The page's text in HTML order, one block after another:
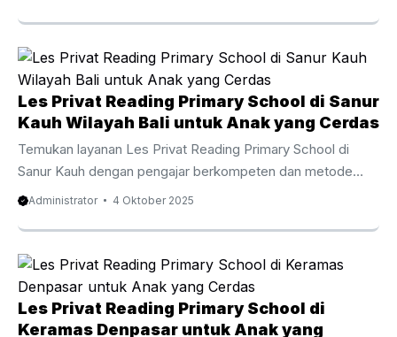
tutor for kids Bali supports children through personalized
guidance that respects each learning pace. Moreover
families in Bali enjoy diverse education pathways including
national international and blended curricula. Therefore a
home based approach helps children stay focused while
parents feel involved. At the same time tutors ...
Les Privat Reading Primary School di Sanur
Kauh Wilayah Bali untuk Anak yang Cerdas
Temukan layanan Les Privat Reading Primary School di
Sanur Kauh dengan pengajar berkompeten dan metode
menyenangkan yang membuat anak gemar membaca sejak
Privat Reading Primary School di Sanur Kauh adalah cara
efektif untuk meningkatkan kemampuan anak terhadap
pemahaman bacaan dalam bahasa Inggris sejak tahap awal
belajar. Program ini dikembangkan dengan cara yang
membuat anak antusias agar anak tidak sekadar memahami
Administrator 4 Oktober 2025
Les Privat Reading Primary School di
Keramas Denpasar untuk Anak yang